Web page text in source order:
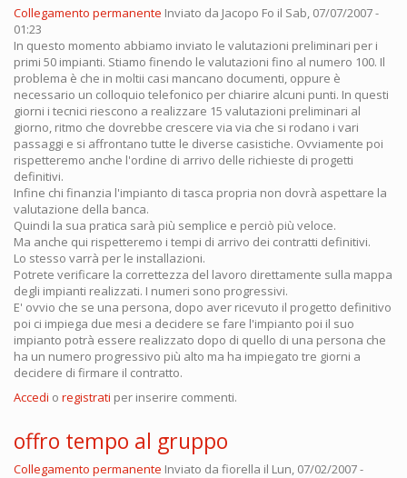
Collegamento permanente Inviato da Jacopo Fo il Sab, 07/07/2007 -
01:23
In questo momento abbiamo inviato le valutazioni preliminari per i
primi 50 impianti. Stiamo finendo le valutazioni fino al numero 100. Il
problema è che in moltii casi mancano documenti, oppure è
necessario un colloquio telefonico per chiarire alcuni punti. In questi
giorni i tecnici riescono a realizzare 15 valutazioni preliminari al
giorno, ritmo che dovrebbe crescere via via che si rodano i vari
passaggi e si affrontano tutte le diverse casistiche. Ovviamente poi
rispetteremo anche l'ordine di arrivo delle richieste di progetti
definitivi.
Infine chi finanzia l'impianto di tasca propria non dovrà aspettare la
valutazione della banca.
Quindi la sua pratica sarà più semplice e perciò più veloce.
Ma anche qui rispetteremo i tempi di arrivo dei contratti definitivi.
Lo stesso varrà per le installazioni.
Potrete verificare la correttezza del lavoro direttamente sulla mappa
degli impianti realizzati. I numeri sono progressivi.
E' ovvio che se una persona, dopo aver ricevuto il progetto definitivo
poi ci impiega due mesi a decidere se fare l'impianto poi il suo
impianto potrà essere realizzato dopo di quello di una persona che
ha un numero progressivo più alto ma ha impiegato tre giorni a
decidere di firmare il contratto.
Accedi o registrati per inserire commenti.
offro tempo al gruppo
Collegamento permanente Inviato da fiorella il Lun, 07/02/2007 -